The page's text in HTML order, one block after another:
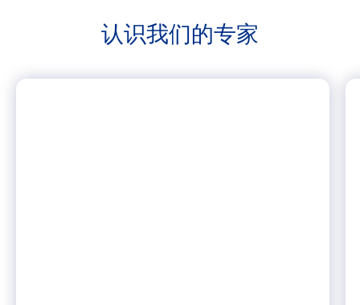
认识我们的专家